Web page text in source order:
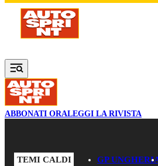
Vai al contenuto principale
ABBONATI ORALEGGI LA RIVISTA
TEMI CALDI GP